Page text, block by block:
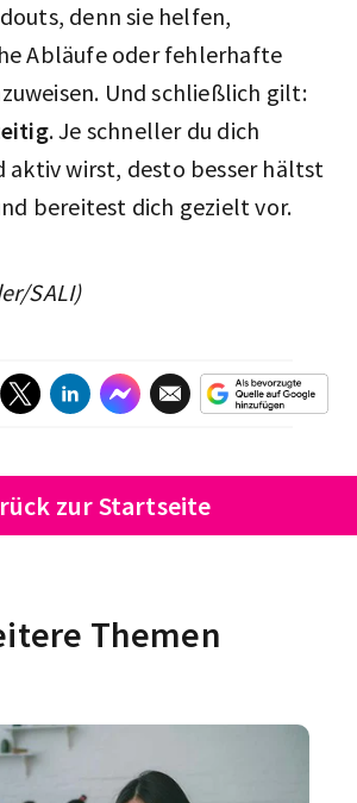
denn sie helfen,
Abläufe oder fehlerhafte
Und schließlich gilt:
. Je schneller du dich
aktiv wirst, desto besser hältst
bereitest dich gezielt vor.
SALI)
zur Startseite
Themen